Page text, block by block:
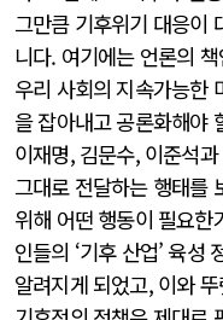
그만큼 기후위기 대응이
니다. 여기에는 언론의
우리 사회의 지속가능한
을 잡아내고 공론화해야
이재명, 김문수, 이준석
그대로 전달하는 행태를
위해 어떤 행동이 필요한
인들의 ‘기후 산업’ 육성
알려지게 되었고, 이와